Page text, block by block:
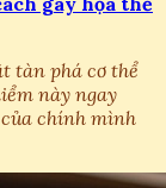
tàn phá cơ thể
này ngay
của chính mình